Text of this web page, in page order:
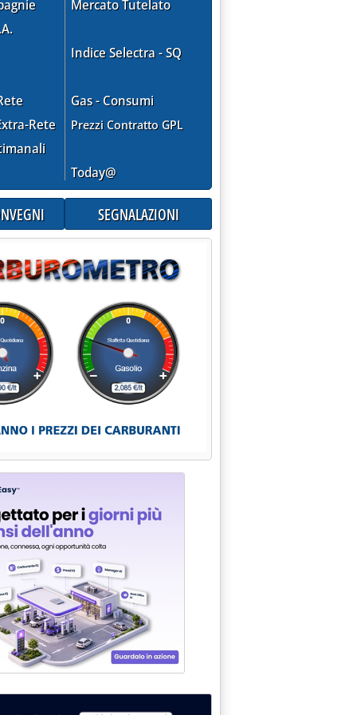
Rete
Mercato Tutelato
Indice Selectra - SQ
Gas - Consumi
Prezzi Contratto GPL
Today@
SEGNALAZIONI